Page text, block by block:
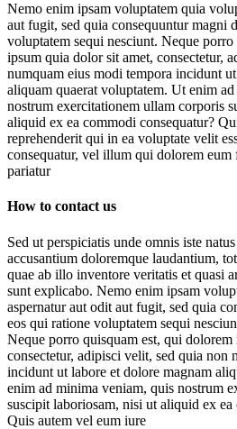
Nemo enim ipsam voluptatem quia
aut fugit, sed quia consequuntur magni
voluptatem sequi nesciunt. Neque
ipsum quia dolor sit amet, consectetur,
numquam eius modi tempora incidunt
aliquam quaerat voluptatem. Ut enim
nostrum exercitationem ullam corporis
aliquid ex ea commodi consequatur?
reprehenderit qui in ea voluptate velit
consequatur, vel illum qui dolorem
pariatur
How to contact us
Sed ut perspiciatis unde omnis iste
accusantium doloremque laudantium,
quae ab illo inventore veritatis et quasi
sunt explicabo. Nemo enim ipsam
aspernatur aut odit aut fugit, sed quia
eos qui ratione voluptatem sequi
Neque porro quisquam est, qui
consectetur, adipisci velit, sed quia non
incidunt ut labore et dolore magnam
enim ad minima veniam, quis nostrum
suscipit laboriosam, nisi ut aliquid ex ea
Quis autem vel eum iure